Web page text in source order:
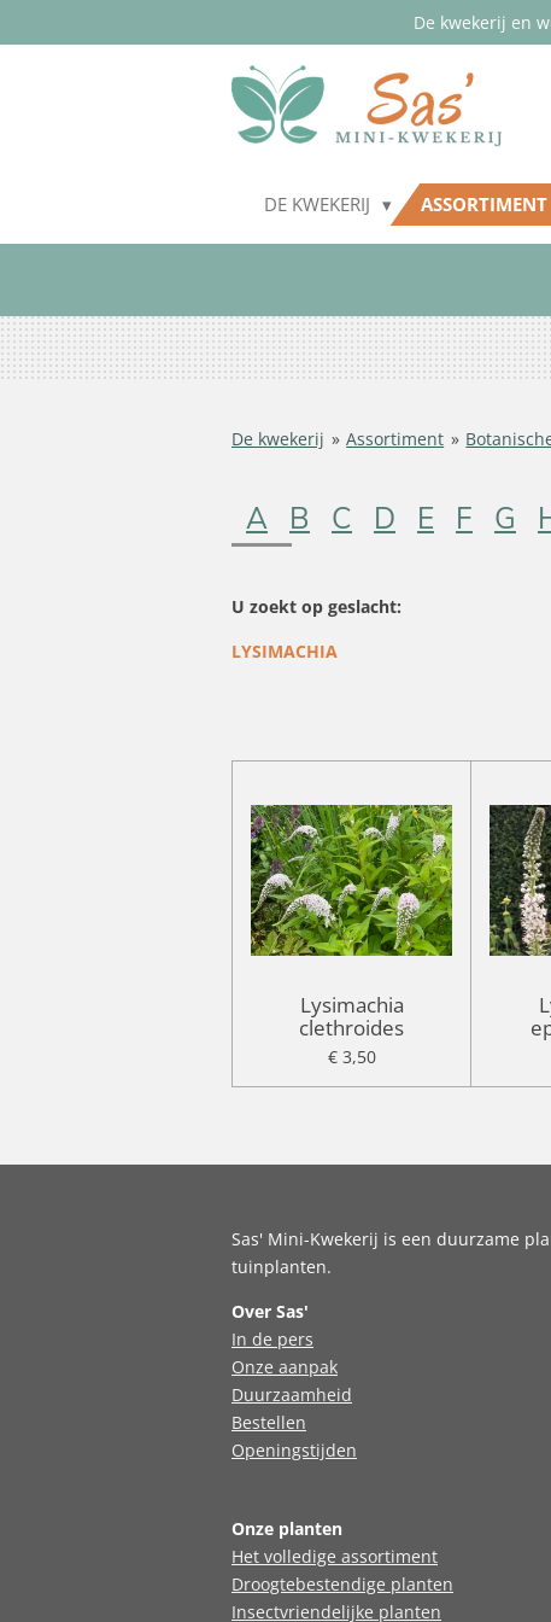
De kwekerij en
DE KWEKERIJ ASSORTIMENT
De kwekerij » Assortiment »
A B C D E F G
U zoekt op geslacht:
LYSIMACHIA
Lysimachia
clethroides
€ 3,50
Sas' Mini-Kwekerij is een duurzame
tuinplanten.
Over Sas'
In de pers
Onze aanpak
Duurzaamheid
Bestellen
Openingstijden
Onze planten
Het volledige assortiment
Droogtebestendige planten
Insectvriendelijke planten